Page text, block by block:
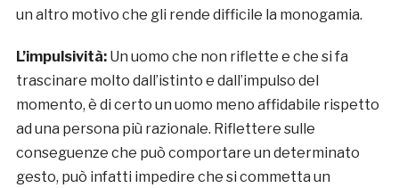
un altro motivo che gli rende difficile la monogamia.
L’impulsività: Un uomo che non riflette e che si fa
trascinare molto dall’istinto e dall’impulso del
momento, è di certo un uomo meno affidabile rispetto
ad una persona più razionale. Riflettere sulle
conseguenze che può comportare un determinato
gesto, può infatti impedire che si commetta un